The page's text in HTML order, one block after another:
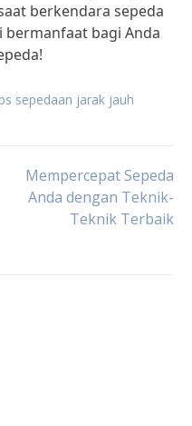
berkendara sepeda
bermanfaat bagi Anda
sepedaan jarak jauh
Mempercepat Sepeda
Anda dengan Teknik-
Teknik Terbaik